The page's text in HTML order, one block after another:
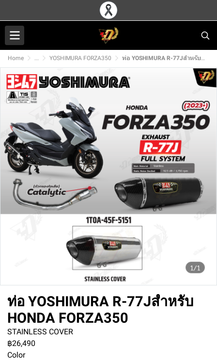
Home ... YOSHIMURA FORZA350 ท่อ YOSHIMURA R-77Jสำหรับ HONDA FORZA350
1/1
ท่อ YOSHIMURA R-77Jสำหรับ
HONDA FORZA350
STAINLESS COVER
฿26,490
Color